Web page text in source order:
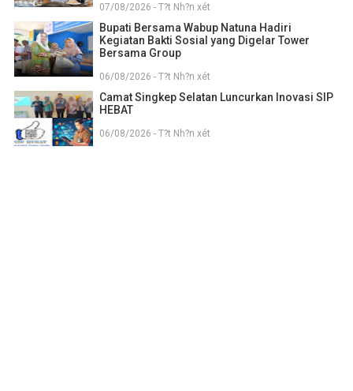
07/08/2026 - T?t Nh?n xét
Bupati Bersama Wabup Natuna Hadiri
Kegiatan Bakti Sosial yang Digelar Tower
Bersama Group
06/08/2026 - T?t Nh?n xét
Camat Singkep Selatan Luncurkan Inovasi SIP
HEBAT
06/08/2026 - T?t Nh?n xét